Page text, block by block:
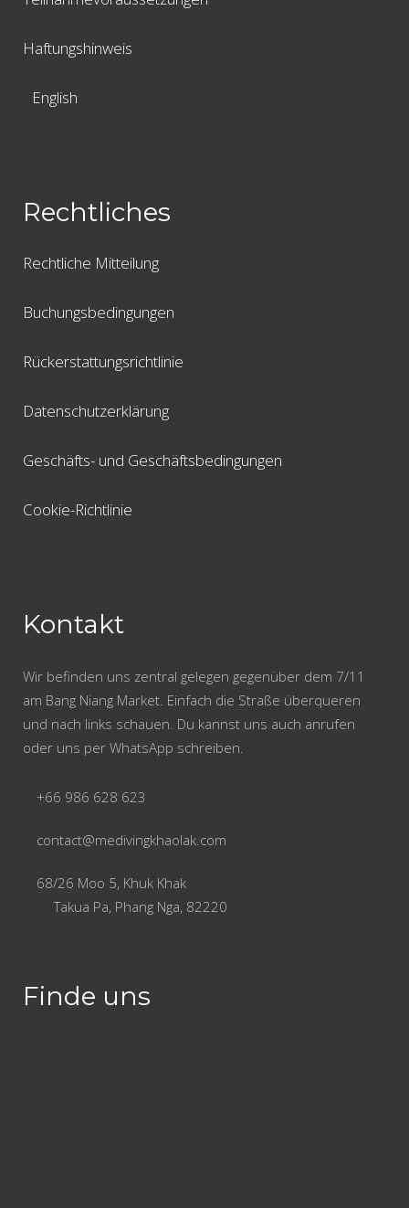
Haftungshinweis
English
Rechtliches
Rechtliche Mitteilung
Buchungsbedingungen
Rückerstattungsrichtlinie
Datenschutzerklärung
Geschäfts- und Geschäftsbedingungen
Cookie-Richtlinie
Kontakt
Wir befinden uns zentral gelegen gegenüber dem 7/11
am Bang Niang Market. Einfach die Straße überqueren
und nach links schauen. Du kannst uns auch anrufen
oder uns per WhatsApp schreiben.
+66 986 628 623
contact@medivingkhaolak.com
68/26 Moo 5, Khuk Khak
Takua Pa, Phang Nga, 82220
Finde uns